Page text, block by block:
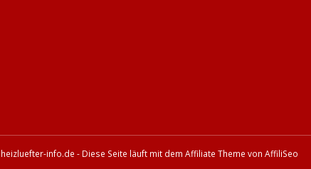
info.de - Diese Seite läuft mit dem Affiliate Theme von AffiliSeo